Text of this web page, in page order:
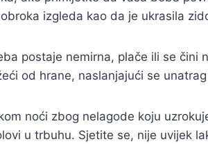
izgleda kao da je ukrasila
postaje nemirna, plače ili se
od hrane, naslanjajući se
noći zbog nelagode koju
u trbuhu. Sjetite se, nije uvijek